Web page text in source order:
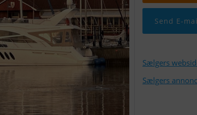
Send E-
Sælgers
Sælgers